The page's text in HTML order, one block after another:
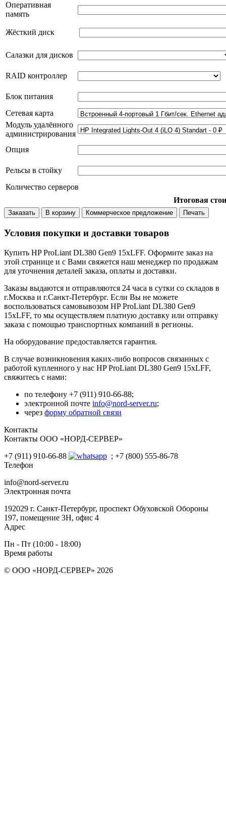
Оперативная
память
Жёсткий диск
Салазки для дисков
RAID контроллер
Блок питания
Сетевая карта
Модуль удалённого
администрирования
Опция
Рельсы в стойку
Количество серверов
Итоговая
Заказать В корзину Коммерческое предложение Печать
Условия покупки и доставки товаров
Купить HP ProLiant DL380 Gen9 15xLFF. Оформите заказ на
этой странице и с Вами свяжется наш менеджер по продажам
для уточнения деталей заказа, оплаты и доставки.
Заказы выдаются и отправляются 24 часа в сутки со складов в
г.Москва и г.Санкт-Петербург. Если Вы не можете
воспользоваться самовывозом HP ProLiant DL380 Gen9
15xLFF, то мы осуществляем платную доставку или отправку
заказа с помощью транспортных компаний в регионы.
На оборудование предоставляется гарантия.
В случае возникновения каких-либо вопросов связанных с
работой купленного у нас HP ProLiant DL380 Gen9 15xLFF,
свяжитесь с нами:
по телефону +7 (911) 910-66-88;
электронной почте info@nord-server.ru;
через форму обратной связи
Контакты
Контакты ООО «НОРД-СЕРВЕР»
+7 (911) 910-66-88
; +7 (800) 555-86-78
Телефон
info@nord-server.ru
Электронная почта
192029 г. Санкт-Петербург, проспект Обуховской Обороны
197, помещение 3Н, офис 4
Адрес
Пн - Пт (10:00 - 18:00)
Время работы
© ООО «НОРД-СЕРВЕР» 2026